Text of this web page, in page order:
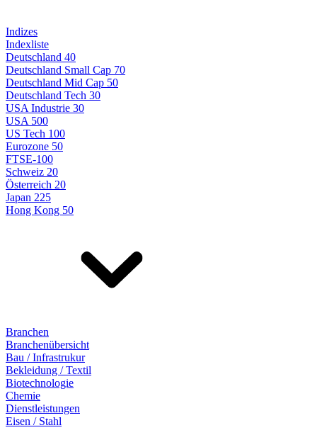
Indizes
Indexliste
Deutschland 40
Deutschland Small Cap 70
Deutschland Mid Cap 50
Deutschland Tech 30
USA Industrie 30
USA 500
US Tech 100
Eurozone 50
FTSE-100
Schweiz 20
Österreich 20
Japan 225
Hong Kong 50
Branchen
Branchenübersicht
Bau / Infrastrukur
Bekleidung / Textil
Biotechnologie
Chemie
Dienstleistungen
Eisen / Stahl